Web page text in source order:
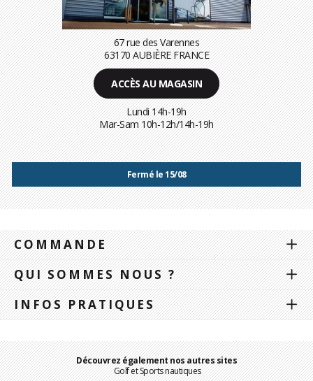
67 rue des Varennes
63170 AUBIÈRE FRANCE
ACCÈS AU MAGASIN
Lundi 14h-19h
Mar-Sam 10h-12h/14h-19h
Fermé le 15/08
COMMANDE
QUI SOMMES NOUS ?
INFOS PRATIQUES
Découvrez également nos autres sites
Golf et Sports nautiques